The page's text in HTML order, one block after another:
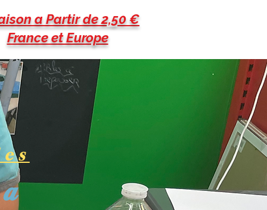
a Partir de 2,50 €
France et Europe